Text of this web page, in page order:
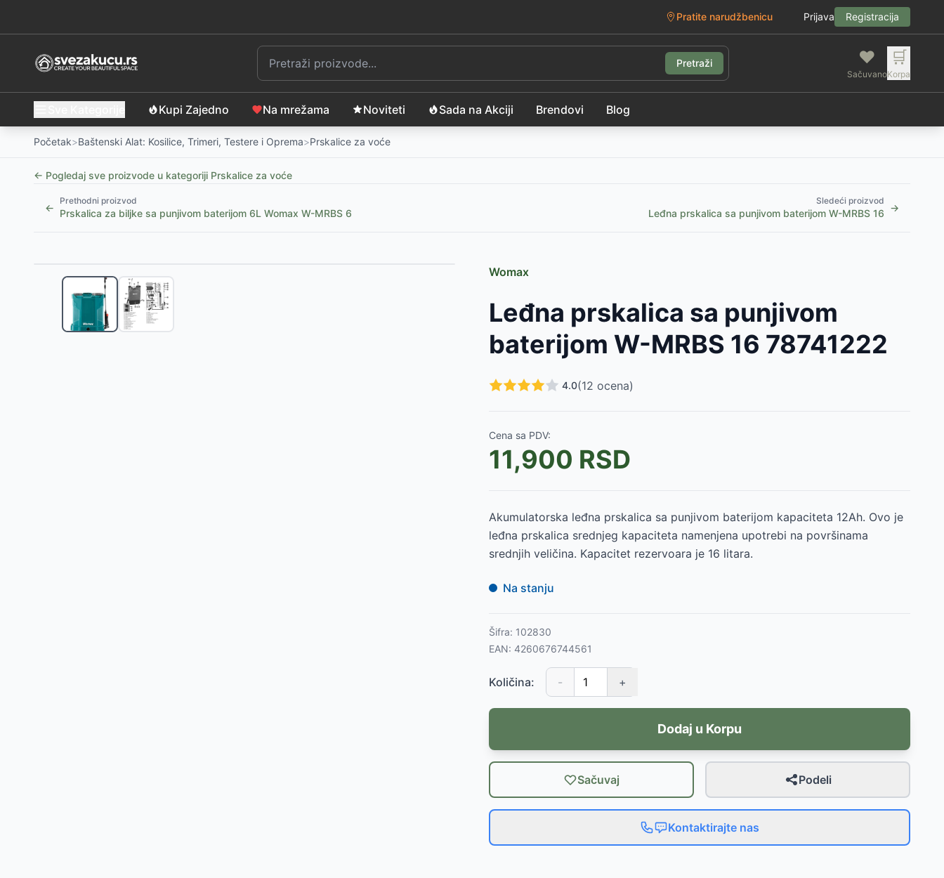
Pratite narudžbenicu Prijava Registracija
Pretraži ❤️
Sačuvano
🛒
Korpa
Kupi Zajedno Na mrežama Noviteti Sada na Akciji Brendovi Blog
Početak>Baštenski Alat: Kosilice, Trimeri, Testere i Oprema>Prskalice za voće
← Pogledaj sve proizvode u kategoriji Prskalice za voće
←
Prethodni proizvod
Prskalica za biljke sa punjivom baterijom 6L Womax W-MRBS 6
Sledeći proizvod
Leđna prskalica sa punjivom baterijom W-MRBS 16 →
Iskra ERO Ručna prskalica za biljke 2L SX-5073-6R
Fieldmann Ručna baštenska prskalica sa pumpom 5L FZO 8060
Motorna prskalica Atomizer Echo MB-5810/12
Womax
Leđna prskalica sa punjivom
baterijom W-MRBS 16 78741222
4.0(12 ocena)
Cena sa PDV:
11,900 RSD
Akumulatorska leđna prskalica sa punjivom baterijom kapaciteta 12Ah. Ovo je
leđna prskalica srednjeg kapaciteta namenjena upotrebi na površinama
srednjih veličina. Kapacitet rezervoara je 16 litara.
Na stanju
Šifra: 102830
EAN: 4260676744561
Količina: - +
Dodaj u Korpu
Sačuvaj Podeli
Kontaktirajte nas